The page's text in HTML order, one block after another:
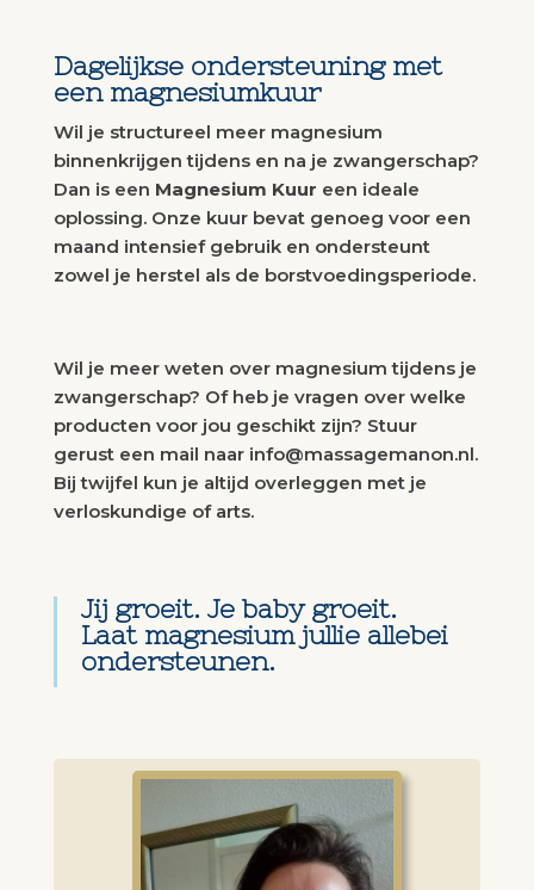
Dagelijkse ondersteuning met
een magnesiumkuur
Wil je structureel meer magnesium
binnenkrijgen tijdens en na je zwangerschap?
Dan is een Magnesium Kuur een ideale
oplossing. Onze kuur bevat genoeg voor een
maand intensief gebruik en ondersteunt
zowel je herstel als de borstvoedingsperiode.
Wil je meer weten over magnesium tijdens je
zwangerschap? Of heb je vragen over welke
producten voor jou geschikt zijn? Stuur
gerust een mail naar info@massagemanon.nl.
Bij twijfel kun je altijd overleggen met je
verloskundige of arts.
Jij groeit. Je baby groeit.
Laat magnesium jullie allebei
ondersteunen.